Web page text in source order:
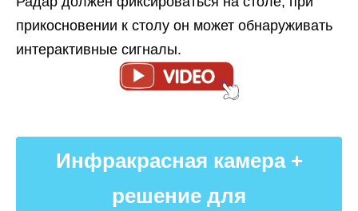
прикосновении к столу он может обнаруживать
интерактивные сигналы.
Инфракрасная камера +
решение для